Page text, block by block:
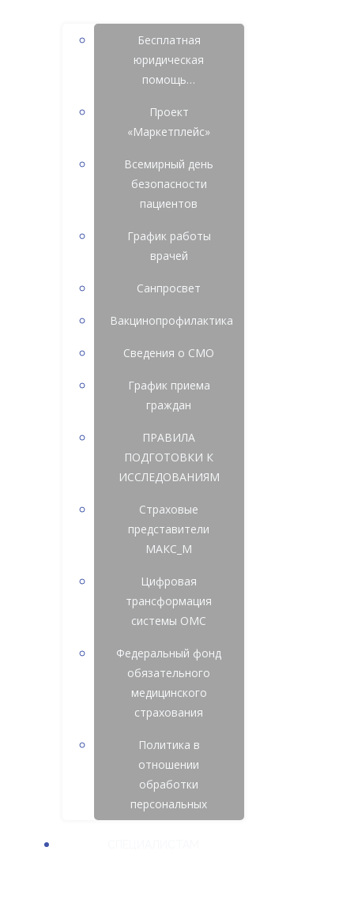
Бесплатная
юридическая
помощь…
Проект
«Маркетплейс»
Всемирный день
безопасности
пациентов
График работы
врачей
Санпросвет
Вакцинопрофилактика
Сведения о СМО
График приема
граждан
ПРАВИЛА
ПОДГОТОВКИ К
ИССЛЕДОВАНИЯМ
Страховые
представители
МАКС_М
Цифровая
трансформация
системы ОМС
Федеральный фонд
обязательного
медицинского
страхования
Политика в
отношении
обработки
персональных